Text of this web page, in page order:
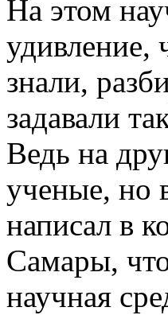
На этом
удивление,
знали,
задавали
Ведь на
ученые, но
написал в
Самары,
научная